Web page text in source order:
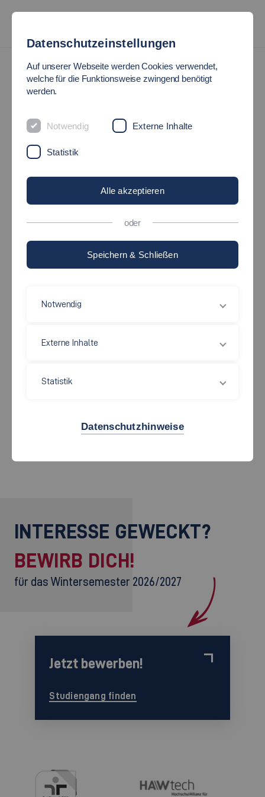
FUSSBALL
Beim Fußball handelt es sich um ein gemeinsames, freies
willkommen sind. Zum Fußball kann sich jede:r anmelden,
Bei Interesse und Zustimmung des Kursleiters kann an
INTERESSE GEWECKT?
BEWIRB DICH!
für das Wintersemester 2026/2027
Jetzt bewerben!
Studiengang finden
Datenschutzeinstellungen
Auf unserer Webseite werden Cookies verwendet,
welche für die Funktionsweise zwingend benötigt
werden.
Notwendig Externe Inhalte
Statistik
Alle akzeptieren
oder
Speichern & Schließen
Notwendig
Externe Inhalte
Statistik
Datenschutzhinweise